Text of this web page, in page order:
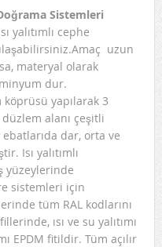
Sistemleri
yalıtımlı cephe
uzun
materyal olarak
dur.
yapılarak 3
alanı çeşitli
dar, orta ve
Isı yalıtımlı
yüzeylerinde
sistemleri için
tüm RAL kodlarını
ısı ve su yalıtımı
EPDM fitildir. Tüm açılır